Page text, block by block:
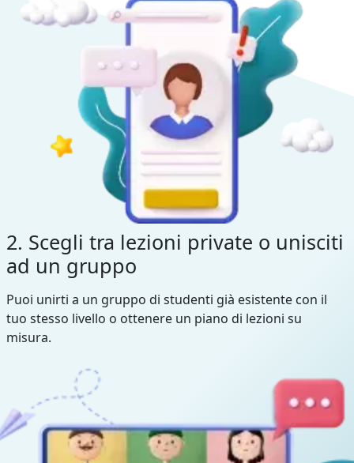
2. Scegli tra lezioni private o unisciti
ad un gruppo
Puoi unirti a un gruppo di studenti già esistente con il
tuo stesso livello o ottenere un piano di lezioni su
misura.